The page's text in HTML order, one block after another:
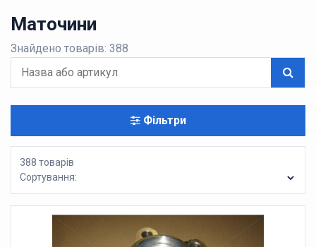
Маточини
Знайдено товарів: 388
Фільтри
388 товарів
Сортування: